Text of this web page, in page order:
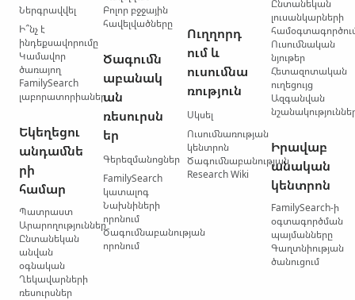
Ներգրավվել
Ի՞նչ է
ինդեքսավորումը
Կամավոր
ծառայող
FamilySearch
լաբորատորիաներ
Եկեղեցու
անդամնե
րի
համար
Պատրաստ
Արարողություններ
Ընտանեկան
անվան
օգնական
Ղեկավարների
ռեսուրսներ
Բոլոր բջջային
հավելվածները
Ծագումն
աբանակ
ան
ռեսուրսն
եր
Գերեզմանոցներ
FamilySearch
կատալոգ
Նախնիների
որոնում
Ծագումնաբանության
որոնում
Ուղղորդ
ում և
ուսումնա
ռություն
Սկսել
Ուսումնառության
կենտրոն
Ծագումնաբանության
Research Wiki
Ընտանեկան
լուսանկարների
Ուսումնական
նյութեր
Հետազոտական
ուղեցույց
Ազգանվան
Իրավաբ
անական
կենտրոն
FamilySearch-ի
օգտագործման
պայմանները
Գաղտնիության
ծանուցում